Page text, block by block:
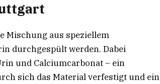
Mischung aus speziellem
durchgespült werden. Dabei
und Calciumcarbonat – ein
sich das Material verfestigt und ein